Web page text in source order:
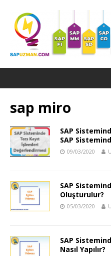
sap miro
SAP
SAP
09/03/2020
SAP
Oluşturulur?
05/03/2020
SAP
Nasıl Yapılır?